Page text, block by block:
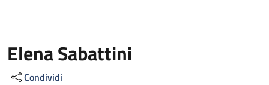
Elena Sabattini
Condividi